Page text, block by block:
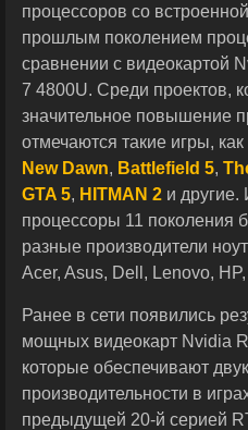
процессоров со
прошлым поколением
сравнении с видеокартой
7 4800U. Среди проектов,
значительное повышение
отмечаются такие игры, как
New Dawn, Battlefield 5,
GTA 5, HITMAN 2 и другие.
процессоры 11 поколения
разные производители
Acer, Asus, Dell, Lenovo,
Ранее в сети появились
мощных видеокарт Nvidia
которые обеспечивают
производительности в
предыдущей 20-й серией